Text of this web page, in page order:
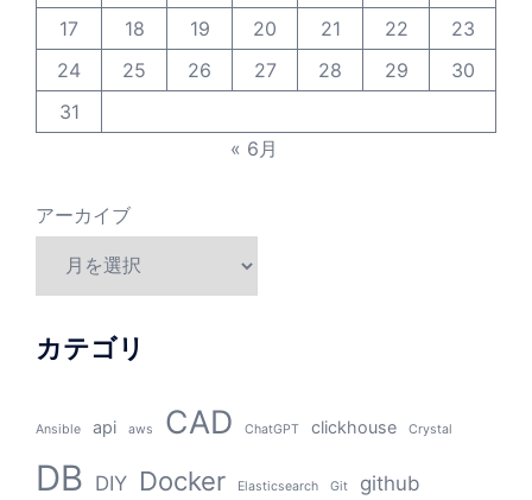
17
18 19 20 21 22
23
24
25 26 27 28 29
30
31
« 6月
アーカイブ
カテゴリ
Ansible api aws CAD ChatGPT clickhouse Crystal
DB DIY Docker Elasticsearch Git github